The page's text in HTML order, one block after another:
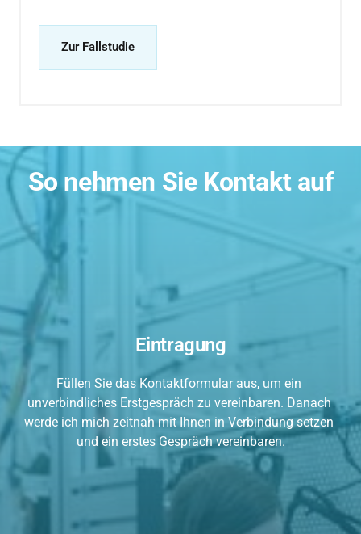
Zur Fallstudie
So nehmen Sie Kontakt auf
Eintragung
Füllen Sie das Kontaktformular aus, um ein
unverbindliches Erstgespräch zu vereinbaren. Danach
werde ich mich zeitnah mit Ihnen in Verbindung setzen
und ein erstes Gespräch vereinbaren.